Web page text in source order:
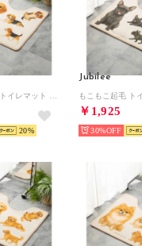
20
Jubilee
￥1,925
30%